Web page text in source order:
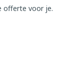
offerte voor je.